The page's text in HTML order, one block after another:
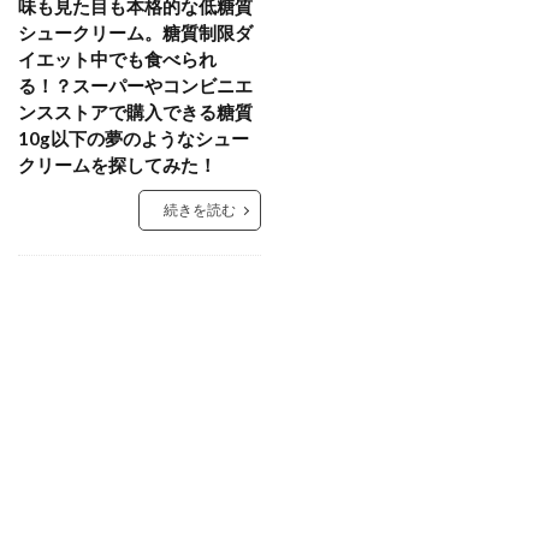
味も見た目も本格的な低糖質
シュークリーム。糖質制限ダ
イエット中でも食べられ
る！？スーパーやコンビニエ
ンスストアで購入できる糖質
10g以下の夢のようなシュー
クリームを探してみた！
続きを読む